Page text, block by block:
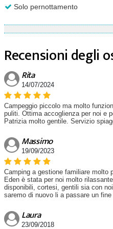
Solo pernottamento
Recensioni degli
Rita
14/07/2024
Campeggio piccolo ma molto
puliti. Ottima accoglienza per noi e
Patrizia molto gentile. Servizio
Massimo
19/09/2023
Camping a gestione familiare molto
Eden è stata per noi molto
disponibili, cortesi, gentili sia con
saremo di nuovo li a passare un
Laura
23/09/2018